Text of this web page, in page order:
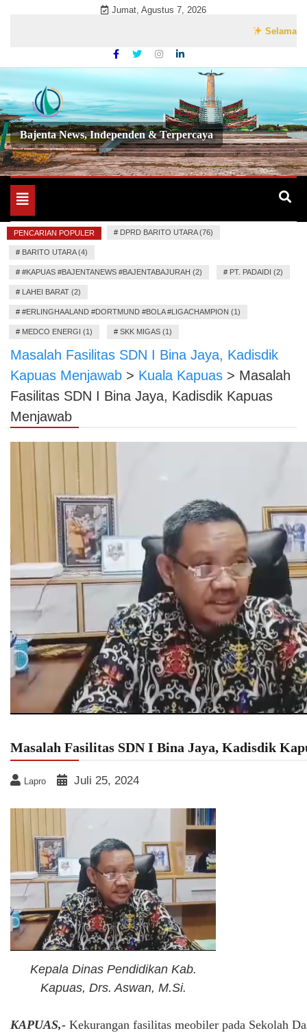
Jumat, Agustus 7, 2026
Selamat
Bajenta News, Independen & Terpercaya
Toggle
navigation
PENCARIAN POPULER # DPRD BARITO UTARA (76)
# BARITO UTARA (4)
# #KAPUAS #BAJENTANEWS #BAJENTABAJURAH (2) # PT. PADAIDI (2)
# LAHEI BARAT (2)
# #ERLINGHAALAND #DORTMUND #BOLA #LIGACHAMPION (1)
# MEDCO ENERGI (1) # SKK MIGAS (1)
Masalah Fasilitas SDN I Bina Jaya, Kadisdik
Kapuas Menjawab > Kuala Kapuas > Masalah
Fasilitas SDN I Bina Jaya, Kadisdik Kapuas
Menjawab
Masalah Fasilitas SDN I Bina Jaya, Kadisdik
Lapro Juli 25, 2024
Kepala Dinas Pendidikan Kab.
Kapuas, Drs. Aswan, M.Si.
KAPUAS,- Kekurangan fasilitas meobiler pada Sekolah